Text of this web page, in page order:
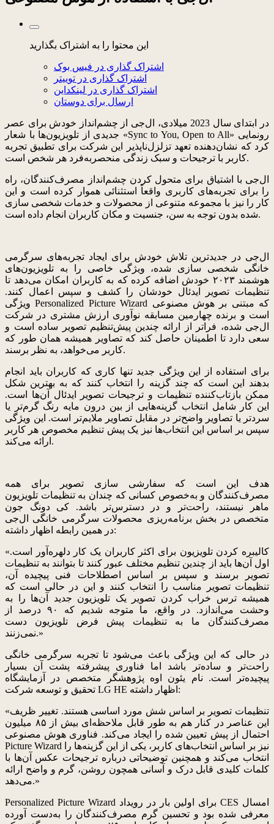
این محتوا را به اشتراک بگذارید
اشتراک گذاری در فیس بوک
اشتراک گذاری در توییتر
اشتراک گذاری در لینکداین
ارسال برای دوستان
در ابتدای سال 2023 میلادی، ال‌جی از چشم‌انداز خودش برای عصر
جدیدی از تلویزیون‌ها با شعار «Sync to You, Open to All» رونمایی
کرد که نشان‌دهنده تعهد تزلزل‌ناپذیر این شرکت برای تطبیق تجربه
کاربر با ترجیحات و سبک زندگی منحصربه‌فرد هر شخص است.
ال‌جی با اشتیاق برای متحول کردن چشم‌انداز مصرف‌کنندگان، راه
را برای تجربه‌های کاربری واقعاً استثنائی هموار کرده است و این
کار را نیز با مجموعه متنوعی از محصولات و خدمات شخصی سازی
شده بدون توجه به سن، جنسیت و مکان کاربران انجام داده است.
ال‌جی در جدیدترین تلاش خودش برای ایجاد تجربه‌های سرگرمی
خانگی شخصی سازی شده، ویژگی خاصی را به تلویزیون‌های
هوشمند ۲۰۲۳ خودش اضافه کرده که به کاربران امکان می‌دهد تا
تنظیمات تصویر ایدئال خودشان را کشف و سپس اعمال کنند.
ویژگی Personalized Picture Wizard که مبتنی بر هوش مصنوعی
است و برنده چهارمین مسابقه نوآوری ارزش مشتری در شرکت
ال‌جی شده، فراتر از ارائه چندین پیش‌تنظیم تصویر ساده است و
سعی دارد تا اطمینان حاصل کند که تصاویر همیشه همان طور که
کاربر می‌خواهد، به نظر برسند.
برای استفاده از این ویژگی جدید تنها کاری که کاربران باید انجام
بدهند این است که چند گزینه را انتخاب کنند که به بهترین شکل
ممکن بازتاب‌کننده تنظیمات و ترجیحات تصویر ایدئال آن‌ها است.
این کار شامل انتخاب گزینه‌هایی از بین درون مایه رنگ گرم‌تر یا
سردتر یا تصاویر واضح‌تر در مقابل تصاویر ملایم‌تر است. این ویژگی
سپس بر اساس این انتخاب‌ها نیز یک پیش تنظیم مخصوص هر کاربر
ارائه می‌کند.
هدف این است که سفارشی سازی تصویر برای همه
مصرف‌کنندگان و به‌خصوص کسانی که چندان به تنظیمات تلویزیون
ماهر نیستند، راحت‌تر و در دسترس‌تر باشد. کی دونگ جون
متخصص در بخش برنامه‌ریزی محصولات سرگرمی خانگی ال‌جی
در همین رابطه اظهار داشته:
«کالیبره کردن تلویزیون برای اکثر کاربران یک کار دلهره‌آور است.
اول آن‌ها باید از چندین تنظیم مختلف عبور کنند تا بتوانند به تنظیمات
تصویر برسند و سپس بر اساس اصطلاحات فنی پیچیده آن،
تنظیمات تصویر مناسب را انتخاب کنند و این در حالی است که
همیشه ترس خراب کردن تصویر یک تلویزیون جدید آن‌ها را به
وحشت می‌اندازد. در واقع، ما متوجه شدیم که ۹۰ درصد از
مصرف‌کنندگان ما به تنظیمات پیش فرض تلویزیون دست
نمی‌زنند.»
در حالی که این ویژگی باعث می‌شود تا تجربه سرگرمی خانگی
راحت‌تر و ساده‌تر باشد اما فناوری پیشرفته پشت آن بسیار
پیچیده‌تر است. نام یئون اوه پژوهشگر متخصص در آزمایشگاه
تحقیق و توسعه شرکت LG HE اظهار داشته:
«تنظیمات تصویر بر اساس شش مورد اساسی هستند. تغییر ظریف
این عناصر در کنار هم به طور قابل ملاحظه‌ای بیش از ۸۵ میلیون
احتمال از پیش تعیین شده را ایجاد می‌کند. فناوری هوش مصنوعی
Picture Wizard نیز بر اساس انتخاب‌های کاربر، یکی از این گزینه‌ها را
انتخاب می‌کند و همچنین توضیحاتی درباره ترجیحات عکس آن‌ها با
کلمات کلیدی قابل درک و آسانی همچون روشن، گرم و واضح ارائه
می‌دهد.»
Personalized Picture Wizard برای اولین بار در رویداد CES امسال
معرفی شده بود و تحسین گرم مصرف‌کنندگان را به‌دست آورده